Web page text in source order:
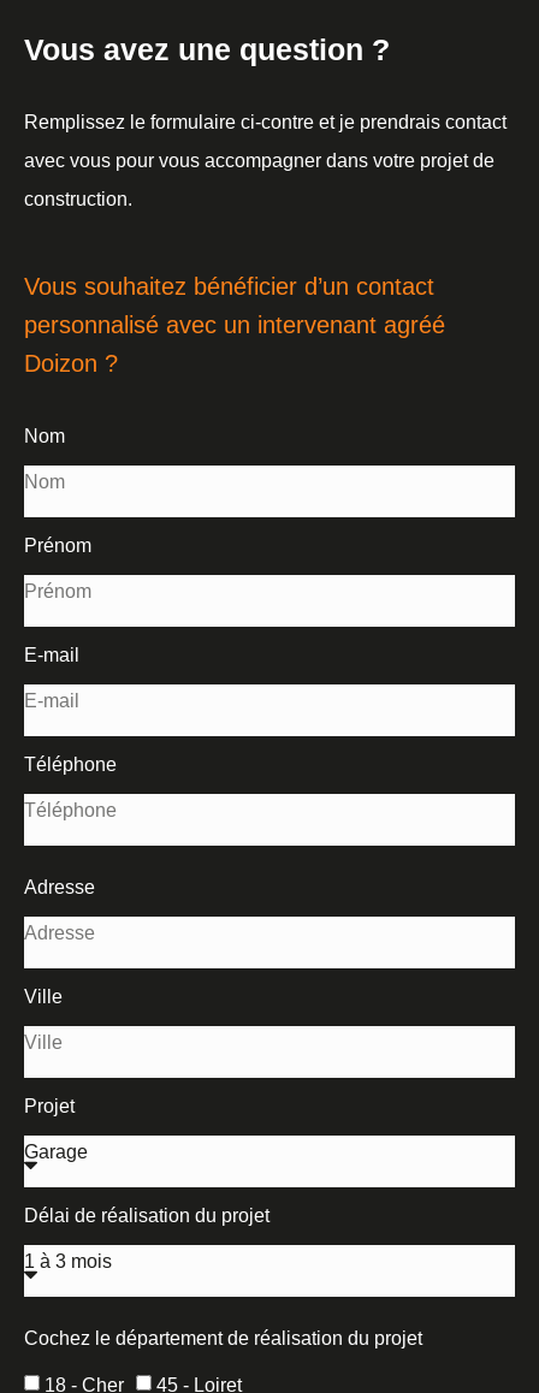
Vous avez une question ?
Remplissez le formulaire ci-contre et je prendrais contact
avec vous pour vous accompagner dans votre projet de
construction.
Vous souhaitez bénéficier d’un contact
personnalisé avec un intervenant agréé
Doizon ?
Nom
Prénom
E-mail
Téléphone
Adresse
Ville
Projet
Délai de réalisation du projet
Cochez le département de réalisation du projet
18 - Cher 45 - Loiret